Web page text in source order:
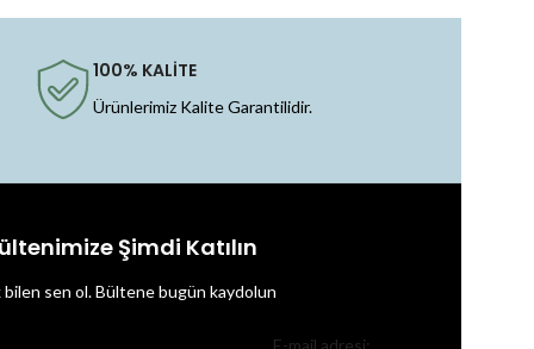
100% KALİTE
Ürünlerimiz Kalite Garantilidir.
Şimdi Katılın
bilen sen ol.Bültene bugün kaydolun